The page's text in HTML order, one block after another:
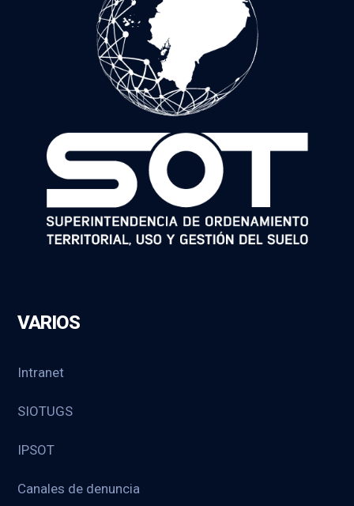
VARIOS
Intranet
SIOTUGS
IPSOT
Canales de denuncia